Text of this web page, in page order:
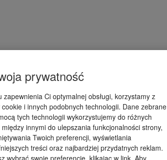
prywatność
zapewnienia Ci optymalnej obsługi, korzystamy z
cookie i innych podobnych technologii. Dane zebrane
tych technologii wykorzystujemy do różnych
między innymi do ulepszania funkcjonalności strony,
Twoich preferencji, wyświetlania
treści oraz najbardziej przydatnych reklam.
wybrać swoje preferencje, klikając w link. Aby